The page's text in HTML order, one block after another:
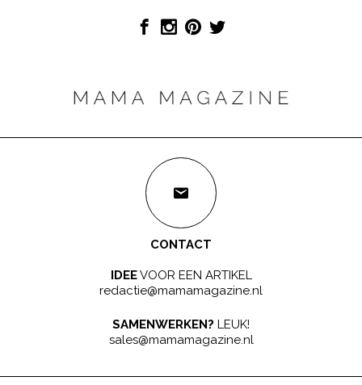
CONTACT
IDEEVOOR EEN ARTIKEL
redactie@mamamagazine.nl
SAMENWERKEN? LEUK!
sales@mamamagazine.nl